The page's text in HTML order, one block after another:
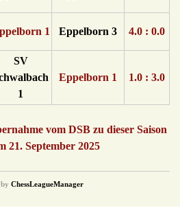
1 Eppelborn 3 4.0 : 0.0
SV
1
Eppelborn 1 1.0 : 3.0
vom DSB zu dieser Saison
21. September 2025
ChessLeagueManager